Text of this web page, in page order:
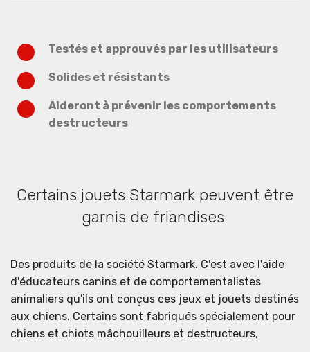
Testés et approuvés par les utilisateurs
Solides et résistants
Aideront à prévenir les comportements
destructeurs
Certains jouets Starmark peuvent être
garnis de friandises
Des produits de la société Starmark. C'est avec l'aide
d'éducateurs canins et de comportementalistes
animaliers qu'ils ont conçus ces jeux et jouets destinés
aux chiens. Certains sont fabriqués spécialement pour
chiens et chiots mâchouilleurs et destructeurs,